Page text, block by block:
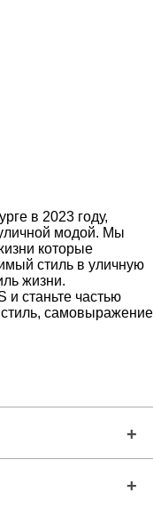
в 2023 году,
модой. Мы
которые
стиль в уличную
жизни.
и станьте частью
самовыражение